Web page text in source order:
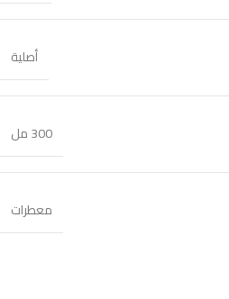
أصلية
300 مل
معطرات